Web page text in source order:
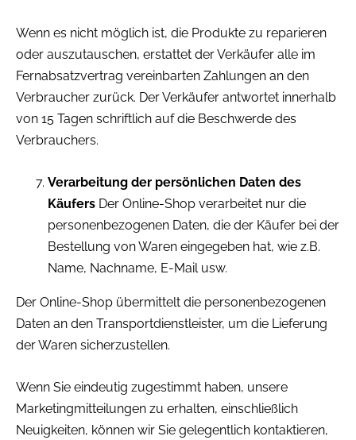
Wenn es nicht möglich ist, die Produkte zu reparieren
oder auszutauschen, erstattet der Verkäufer alle im
Fernabsatzvertrag vereinbarten Zahlungen an den
Verbraucher zurück. Der Verkäufer antwortet innerhalb
von 15 Tagen schriftlich auf die Beschwerde des
Verbrauchers.
Verarbeitung der persönlichen Daten des
Käufers Der Online-Shop verarbeitet nur die
personenbezogenen Daten, die der Käufer bei der
Bestellung von Waren eingegeben hat, wie z.B.
Name, Nachname, E-Mail usw.
Der Online-Shop übermittelt die personenbezogenen
Daten an den Transportdienstleister, um die Lieferung
der Waren sicherzustellen.
Wenn Sie eindeutig zugestimmt haben, unsere
Marketingmitteilungen zu erhalten, einschließlich
Neuigkeiten, können wir Sie gelegentlich kontaktieren,